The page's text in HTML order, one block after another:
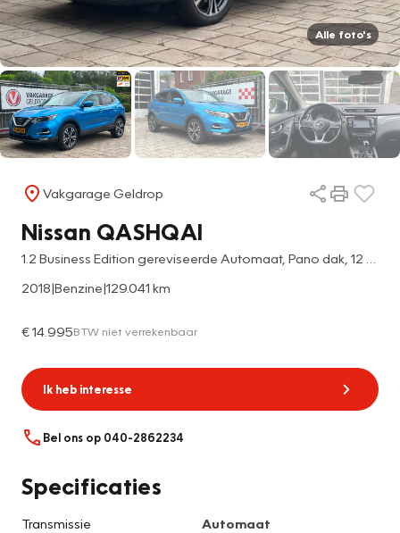
Alle foto's
Vakgarage Geldrop
Nissan QASHQAI
2018|Benzine|129.041 km
€ 14.995BTW niet verrekenbaar
Ik heb interesse
Bel ons op 040-2862234
Specificaties
Transmissie
Automaat